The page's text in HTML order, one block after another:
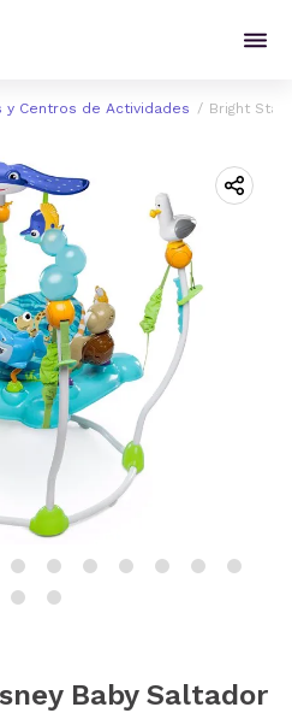
y Centros de Actividades Bright
Baby Saltador